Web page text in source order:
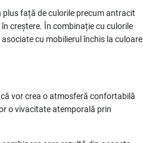
plus față de culorile precum antracit
creștere. În combinație cu culorile
cu mobilierul închis la culoare
vor crea o atmosferă confortabilă
o vivacitate atemporală prin